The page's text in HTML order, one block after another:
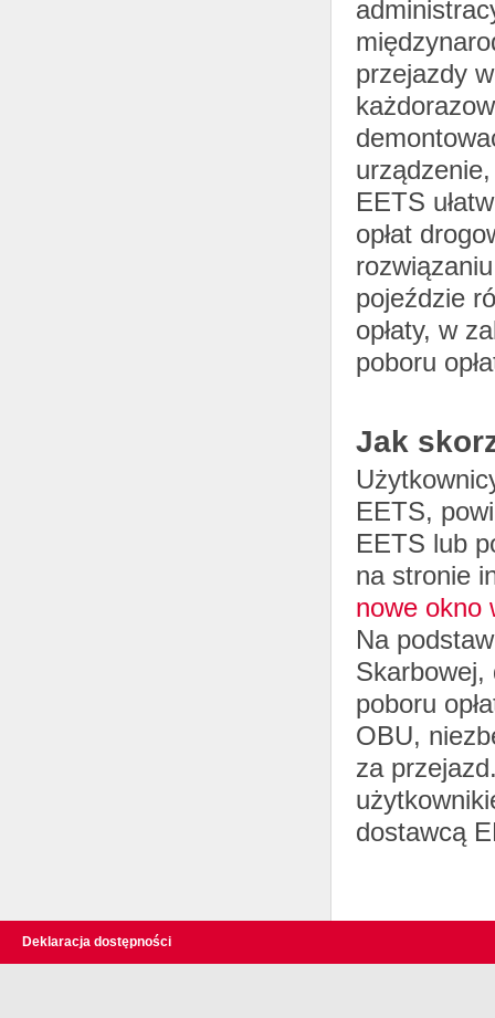
przejazdy
EETS
opłat
pojeździe
opłaty, w
poboru
Jak
EETS,
EETS lub
na stronie
nowe okno
Na
Skarbowej,
poboru
OBU,
za
dostawcą
Deklaracja dostępności